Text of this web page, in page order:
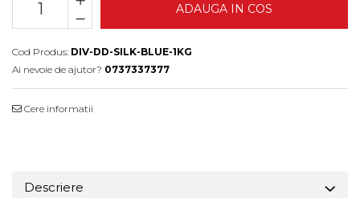
ADAUGA IN COS
Cod Produs: DIV-DD-SILK-BLUE-1KG
Ai nevoie de ajutor? 0737337377
Cere informatii
Descriere